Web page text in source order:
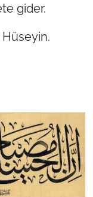
gider.
Hüseyin.